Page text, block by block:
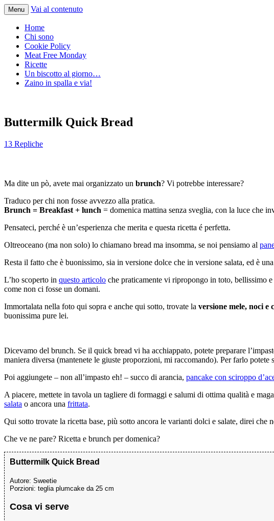
Menu Vai al contenuto
Home
Chi sono
Cookie Policy
Meat Free Monday
Ricette
Un biscotto al giorno…
Zaino in spalla e via!
Buttermilk Quick Bread
13 Repliche
Ma dite un pò, avete mai organizzato un brunch? Vi potrebbe interessare?
Traduco per chi non fosse avvezzo alla pratica.
Brunch = Breakfast + lunch = domenica mattina senza sveglia, con la luce che
Pensateci, perché è un’esperienza che merita e questa ricetta é perfetta.
Oltreoceano (ma non solo) lo chiamano bread ma insomma, se noi pensiamo al
Resta il fatto che è buonissimo, sia in versione dolce che in versione salata, ed è
L’ho scoperto in questo articolo che praticamente vi ripropongo in toto, bellissimo
come non ci fosse un domani.
Immortalata nella foto qui sopra e anche qui sotto, trovate la versione mele, noci e
buonissima pure lei.
Dicevamo del brunch. Se il quick bread vi ha acchiappato, potete preparare
maniera diversa (mantenete le giuste proporzioni, mi raccomando). Per farlo
Poi aggiungete – non all’impasto eh! – succo di arancia, pancake con sciroppo
A piacere, mettete in tavola un tagliere di formaggi e salumi di ottima qualità e
salata o ancora una frittata.
Qui sotto trovate la ricetta base, più sotto ancora le varianti dolci e salate, direi che
Che ve ne pare? Ricetta e brunch per domenica?
Buttermilk Quick Bread
Autore: Sweetie
Porzioni: teglia plumcake da 25 cm
Cosa vi serve